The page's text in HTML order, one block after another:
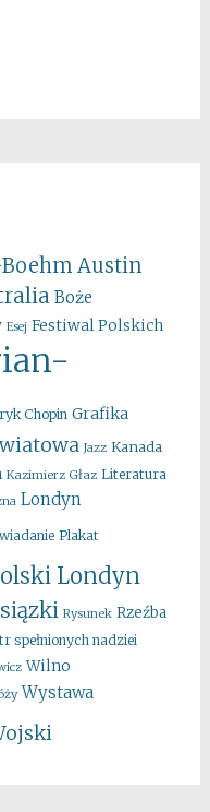
Austin
Boże
Esej Festiwal Polskich
Chopin Grafika
Jazz Kanada
Kazimierz Głaz Literatura
Londyn
Plakat
Londyn
Rysunek Rzeźba
spełnionych nadziei
Wilno
Wystawa